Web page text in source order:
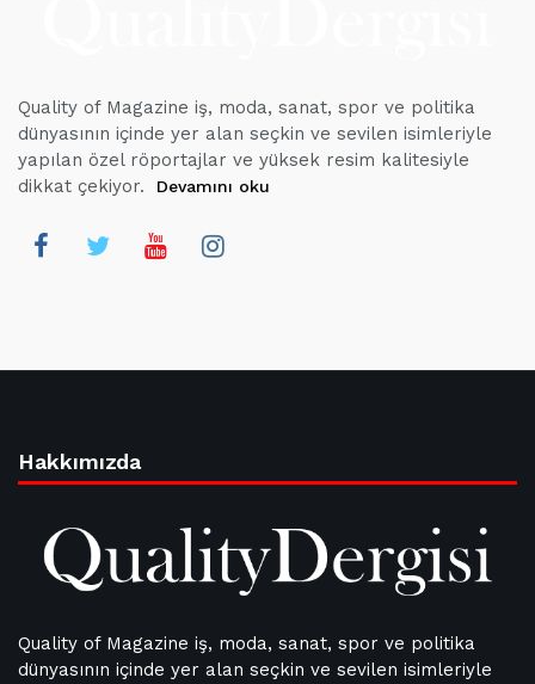
Quality of Magazine iş, moda, sanat, spor ve politika
dünyasının içinde yer alan seçkin ve sevilen isimleriyle
yapılan özel röportajlar ve yüksek resim kalitesiyle
dikkat çekiyor.
Devamını oku
Hakkımızda
Quality of Magazine iş, moda, sanat, spor ve politika
dünyasının içinde yer alan seçkin ve sevilen isimleriyle